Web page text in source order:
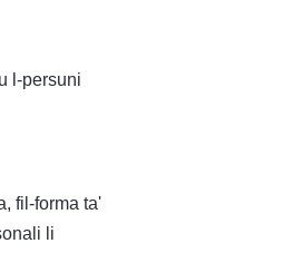
l-persuni
fil-forma ta'
li